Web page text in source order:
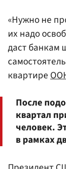
«Нужно не
их надо
даст банкам
квартире
После
квартал
человек.
в рамках